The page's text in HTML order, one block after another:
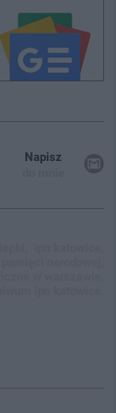
Napisz